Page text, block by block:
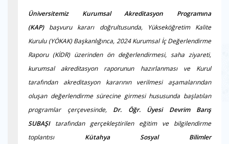
Üniversitemiz Kurumsal Akreditasyon Programına
(KAP)başvuru kararı doğrultusunda, Yükseköğretim Kalite
Kurulu (YÖKAK) Başkanlığınca, 2024 Kurumsal İç Değerlendirme
Raporu (KİDR) üzerinden ön değerlendirmesi, saha ziyareti,
kurumsal akreditasyon raporunun hazırlanması ve Kurul
tarafından akreditasyon kararının verilmesi aşamalarından
oluşan değerlendirme sürecine girmesi hususunda başlatılan
programlar çerçevesinde, Dr. Öğr. Üyesi Devrim Barış
SUBAŞItarafından gerçekleştirilen eğitim ve bilgilendirme
toplantısıKütahya Sosyal Bilimler